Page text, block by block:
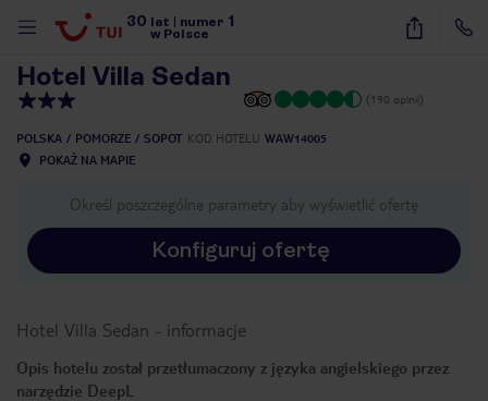
30 lat numer 1
w Polsce
13
Hotel Villa Sedan
(190 opinii)
POLSKA POMORZE SOPOT KOD HOTELU WAW14005
POKAŻ NA MAPIE
Określ poszczególne parametry aby wyświetlić ofertę
Konfiguruj ofertę
Hotel Villa Sedan - informacje
Opis hotelu został przetłumaczony z języka angielskiego przez
narzędzie DeepL